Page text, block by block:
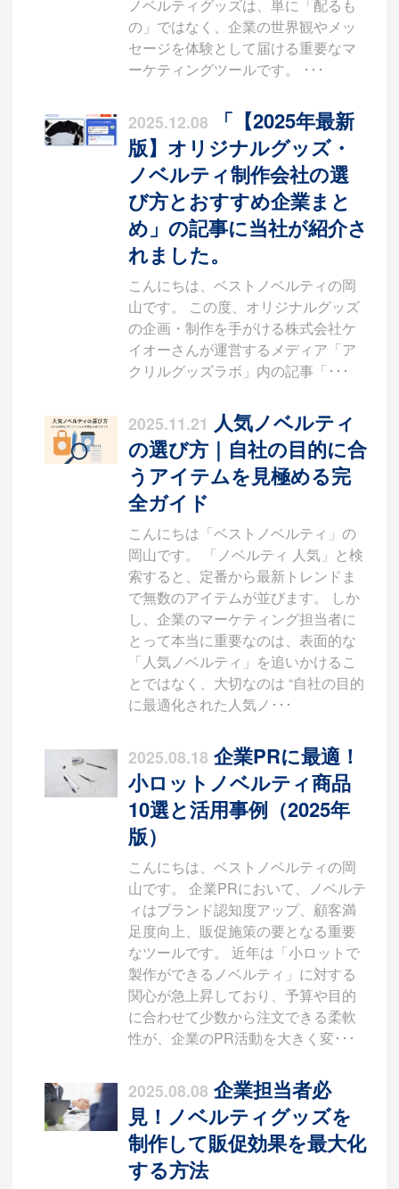
ノベルティグッズは、単に「配るも
の」ではなく、企業の世界観やメッ
セージを体験として届ける重要なマ
ーケティングツールです。 ･･･
2025.12.08
「【2025年最新
版】オリジナルグッズ・
ノベルティ制作会社の選
び方とおすすめ企業まと
め」の記事に当社が紹介さ
れました。
こんにちは、ベストノベルティの岡
山です。 この度、オリジナルグッズ
の企画・制作を手がける株式会社ケ
イオーさんが運営するメディア「ア
クリルグッズラボ」内の記事「･･･
2025.11.21 人気ノベルティ
の選び方｜自社の目的に合
うアイテムを見極める完
全ガイド
こんにちは「ベストノベルティ」の
岡山です。 「ノベルティ 人気」と検
索すると、定番から最新トレンドま
で無数のアイテムが並びます。 しか
し、企業のマーケティング担当者に
とって本当に重要なのは、表面的な
「人気ノベルティ」を追いかけるこ
とではなく、大切なのは “自社の目的
に最適化された人気ノ･･･
2025.08.18 企業PRに最適！
小ロットノベルティ商品
10選と活用事例（2025年
版）
こんにちは、ベストノベルティの岡
山です。 企業PRにおいて、ノベルテ
ィはブランド認知度アップ、顧客満
足度向上、販促施策の要となる重要
なツールです。 近年は「小ロットで
製作ができるノベルティ」に対する
関心が急上昇しており、予算や目的
に合わせて少数から注文できる柔軟
性が、企業のPR活動を大きく変･･･
2025.08.08 企業担当者必
見！ノベルティグッズを
制作して販促効果を最大化
する方法